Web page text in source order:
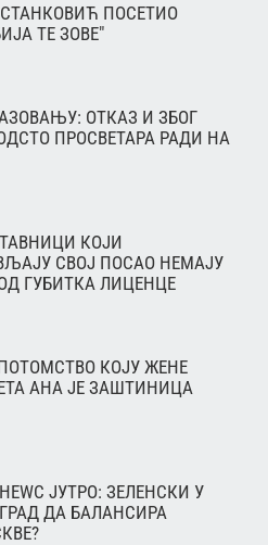
ПОСЕТИО
ТЕ ЗОВЕ"
ОТКАЗ И ЗБОГ
ПРОСВЕТАРА РАДИ НА
КОЈИ
СВОЈ ПОСАО НЕМАЈУ
ГУБИТКА ЛИЦЕНЦЕ
КОЈУ ЖЕНЕ
АНА ЈЕ ЗАШТИНИЦА
ЈУТРО: ЗЕЛЕНСКИ У
ДА БАЛАНСИРА